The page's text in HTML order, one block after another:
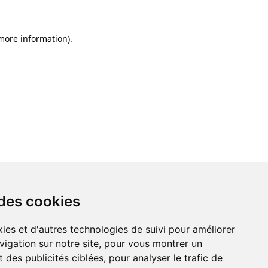
cookies
et d'autres technologies de suivi pour améliorer
sur notre site, pour vous montrer un
des publicités ciblées, pour analyser le trafic de
information).